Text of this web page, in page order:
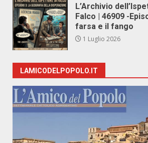
L’Archivio
Falco | 46909 -
farsa e il fango
1 Luglio 2026
LAMICODELPOPOLO.IT